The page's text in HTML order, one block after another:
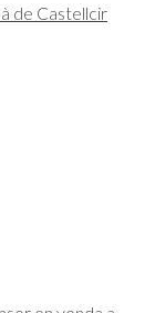
de Castellcir